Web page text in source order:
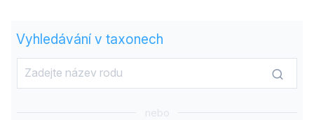
Vyhledávání v taxonech
nebo